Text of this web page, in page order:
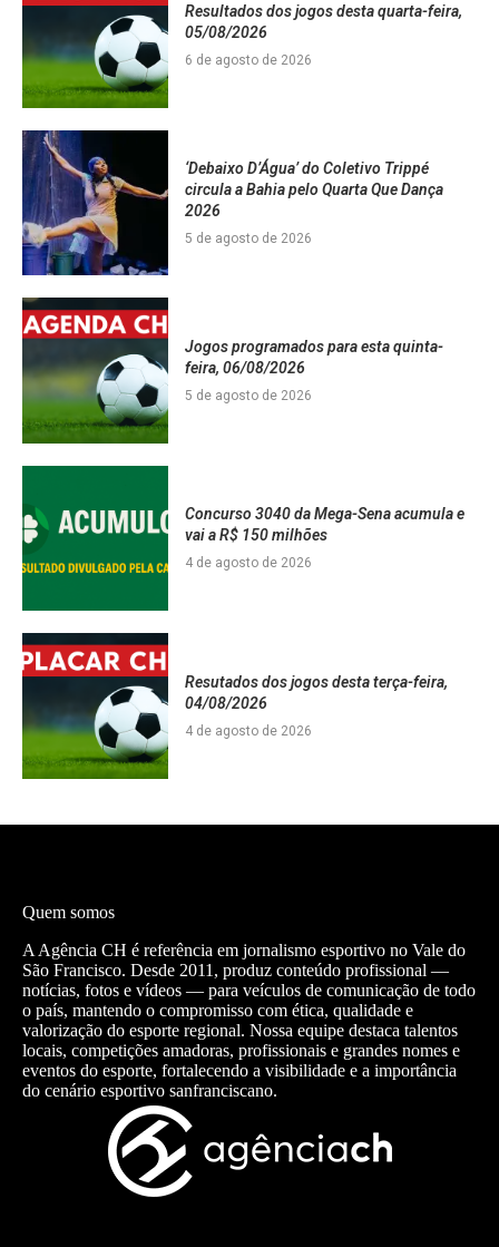
Resultados dos jogos desta quarta-feira,
05/08/2026
6 de agosto de 2026
‘Debaixo D’Água’ do Coletivo Trippé
circula a Bahia pelo Quarta Que Dança
2026
5 de agosto de 2026
Jogos programados para esta quinta-
feira, 06/08/2026
5 de agosto de 2026
Concurso 3040 da Mega-Sena acumula e
vai a R$ 150 milhões
4 de agosto de 2026
Resutados dos jogos desta terça-feira,
04/08/2026
4 de agosto de 2026
Quem somos
A Agência CH é referência em jornalismo esportivo no Vale do
São Francisco. Desde 2011, produz conteúdo profissional —
notícias, fotos e vídeos — para veículos de comunicação de todo
o país, mantendo o compromisso com ética, qualidade e
valorização do esporte regional. Nossa equipe destaca talentos
locais, competições amadoras, profissionais e grandes nomes e
eventos do esporte, fortalecendo a visibilidade e a importância
do cenário esportivo sanfranciscano.